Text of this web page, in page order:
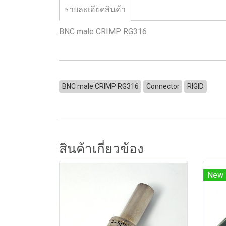
รายละเอียดสินค้า
BNC male CRIMP RG316
BNC male CRIMP RG316 Connector RIGID
สินค้าเกี่ยวข้อง
New